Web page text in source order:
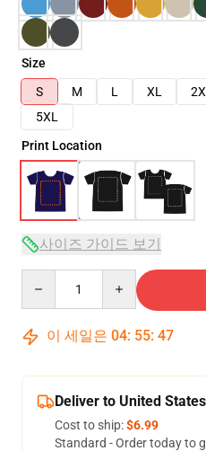
Size
S
M L XL
5XL
Print Location
사이즈 가이드 보기
이 세일은 04: 55: 47
Deliver to United States
Cost to ship:$6.99
Standard - Order today to